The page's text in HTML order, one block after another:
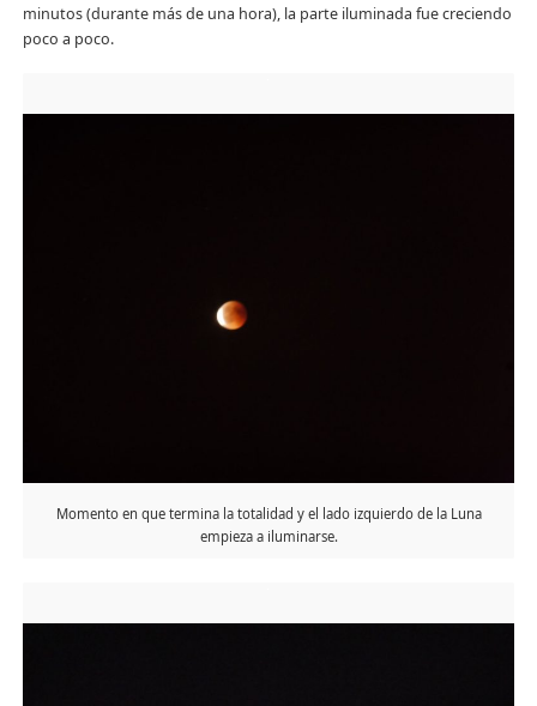
minutos (durante más de una hora), la parte iluminada fue creciendo
poco a poco.
Momento en que termina la totalidad y el lado izquierdo de la Luna
empieza a iluminarse.